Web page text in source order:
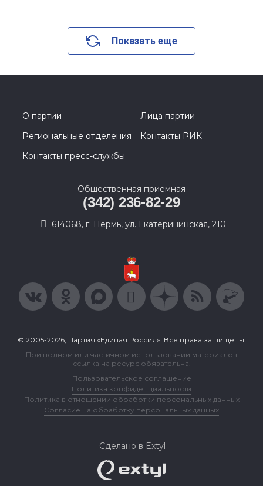
Показать еще
О партии
Лица партии
Региональные отделения
Контакты РИК
Контакты пресс-службы
Общественная приемная
(342) 236-82-29
614068, г. Пермь, ул. Екатерининская, 210
© 2005-2026, Партия «Единая Россия». Все права защищены.
При полном или частичном использовании материалов
ссылка на ресурс обязательна.
Пользовательское соглашение
Политика конфиденциальности
Политика в отношении обработки персональных данных
Согласие на обработку персональных данных
Сделано в Extyl